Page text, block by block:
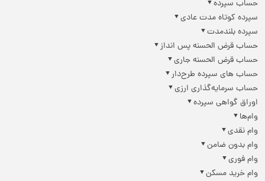
حساب سپرده
سپرده کوتاه مدت عادی
سپرده بلندمدت
حساب قرض الحسنه پس انداز
حساب قرض الحسنه جاری
حساب های سپرده طرح‌دار
حساب سرمایه‌گذاری ارزی
اوراق گواهی سپرده
وام‌ها
وام نقدی
وام بدون ضامن
وام فوری
وام خرید مسکن